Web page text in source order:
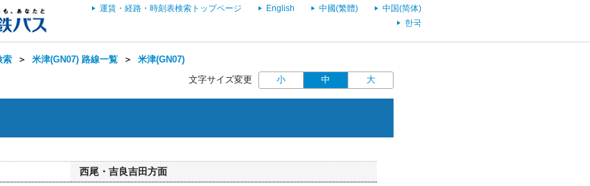
運賃・経路・時刻表検索トップページ English 中國(繁體)
中国(简体)
한국
索 ＞ 米津(GN07) 路線一覧 ＞ 米津(GN07)
文字サイズ変更 小 中 大
西尾・吉良吉田方面